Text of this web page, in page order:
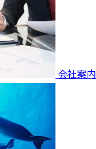
会社案内